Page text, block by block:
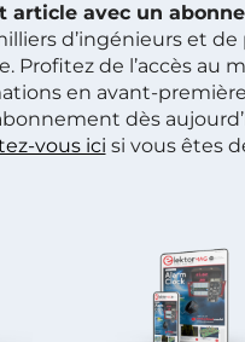
article avec un
d’ingénieurs et
de l’accès au
en avant-
dès
vous ici si vous êtes